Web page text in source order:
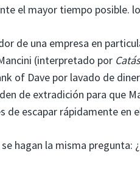
el mayor tiempo posible.
de una empresa en
(interpretado por
of Dave por lavado de
de extradición para que
escapar rápidamente en
hagan la misma pregunta: